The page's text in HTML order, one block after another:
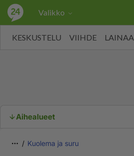
Valikko
KESKUSTELU VIIHDE LAINAA
Aihealueet
Kuolema ja suru